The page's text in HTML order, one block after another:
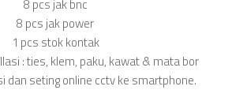
8 pcs jak bnc
8 pcs jak power
1 pcs stok kontak
: ties, klem, paku, kawat & mata bor
dan seting online cctv ke smartphone.